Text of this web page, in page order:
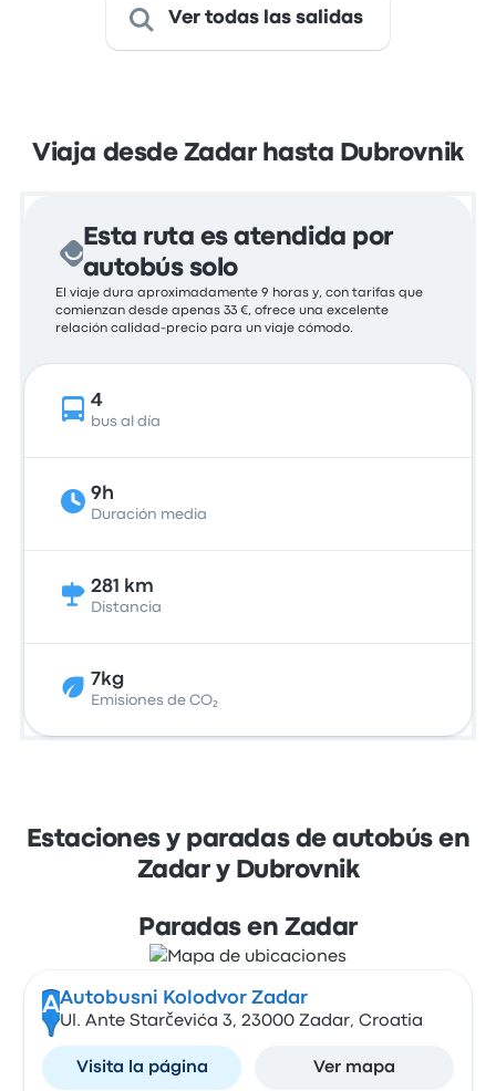
Ver todas las salidas
Viaja desde Zadar hasta Dubrovnik
Esta ruta es atendida por
autobús solo
El viaje dura aproximadamente 9 horas y, con tarifas que
comienzan desde apenas 33 €, ofrece una excelente
relación calidad-precio para un viaje cómodo.
4
bus al día
9h
Duración media
281 km
Distancia
7kg
Emisiones de CO₂
Estaciones y paradas de autobús en
Zadar y Dubrovnik
Paradas en Zadar
AAutobusni Kolodvor Zadar
Ul. Ante Starčevića 3, 23000 Zadar, Croatia
Visita la página Ver mapa